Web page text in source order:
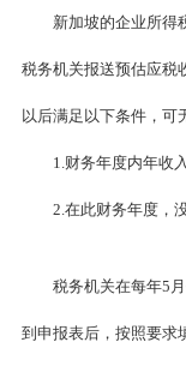
新加坡的企业所得
税务机关报送预估应税
以后满足以下条件，可
1.财务年度内年收
2.在此财务年度，
税务机关在每年5
到申报表后，按照要求